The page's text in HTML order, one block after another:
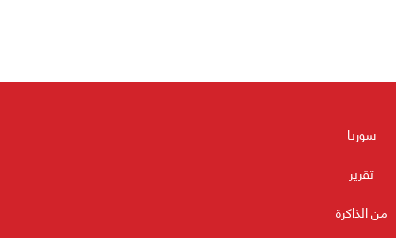
سوريا
تقرير
من الذاكرة